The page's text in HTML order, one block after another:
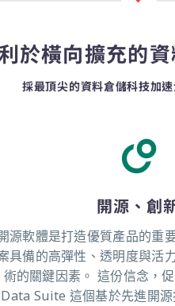
於橫向擴充的
採最頂尖的資料倉儲科技加
開源、創
源軟體是打造優質產品的重
具備的高彈性、透明度與活
術的關鍵因素。 這份信念，
Data Suite 這個基於先進開源